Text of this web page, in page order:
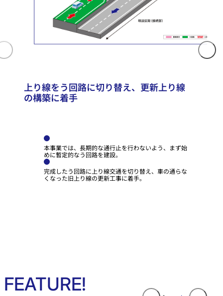
上り線をう回路に切り替え、更新上り線
の構築に着手
本事業では、長期的な通行止を行わないよう、まず始
めに暫定的なう回路を建設。
完成したう回路に上り線交通を切り替え、車の通らな
くなった旧上り線の更新工事に着手。
FEATURE!